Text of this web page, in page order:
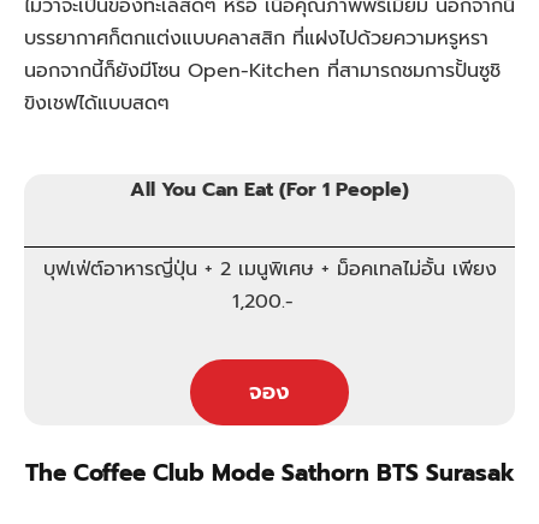
ไม่ว่าจะเป็นของทะเลสดๆ หรือ เนื้อคุณภาพพรีเมี่ยม นอกจากนี้
บรรยากาศก็ตกแต่งแบบคลาสสิก ที่แฝงไปด้วยความหรูหรา
นอกจากนี้ก็ยังมีโซน Open-Kitchen ที่สามารถชมการปั้นซูชิ
ขิงเชฟได้แบบสดๆ
All You Can Eat (For 1 People)
บุฟเฟ่ต์อาหารญี่ปุ่น + 2 เมนูพิเศษ + ม็อคเทลไม่อั้น เพียง
1,200.-
จอง
The Coffee Club Mode Sathorn BTS Surasak